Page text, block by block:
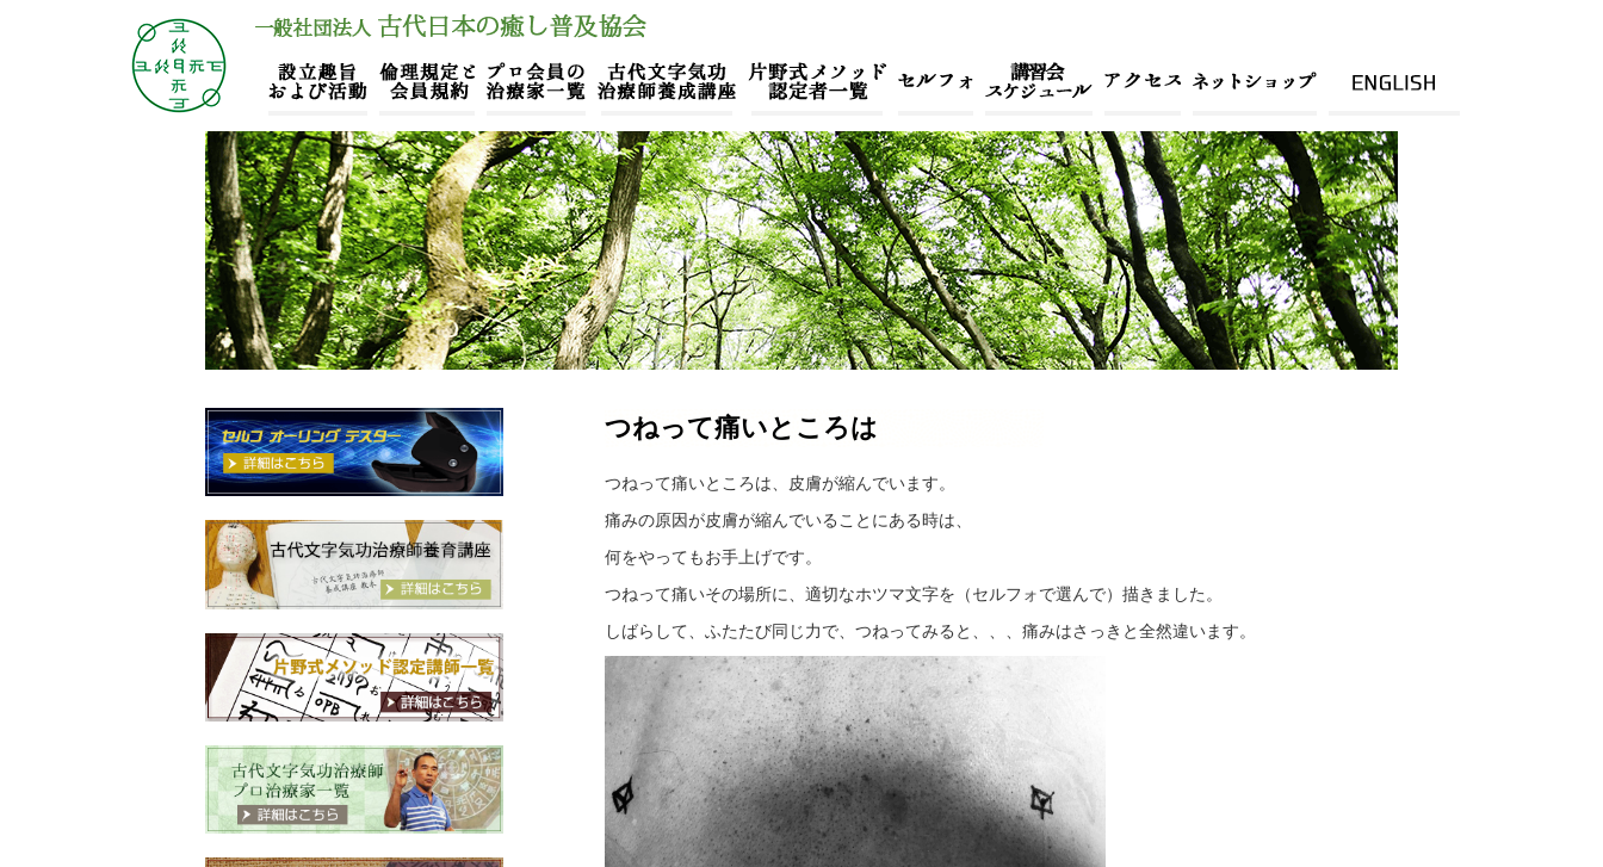
つねって痛いところは
つねって痛いところは、皮膚が縮んでいます。
痛みの原因が皮膚が縮んでいることにある時は、
何をやってもお手上げです。
つねって痛いその場所に、適切なホツマ文字を（セルフォで選んで）描きました。
しばらして、ふたたび同じ力で、つねってみると、、、痛みはさっきと全然違います。